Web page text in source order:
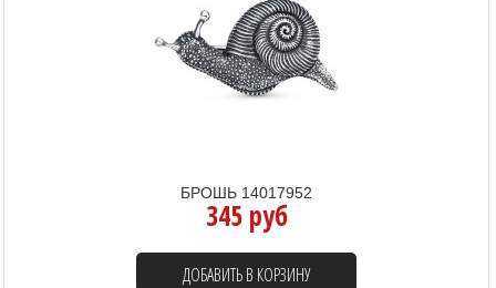
БРОШЬ 14017952
345 руб
ДОБАВИТЬ В КОРЗИНУ